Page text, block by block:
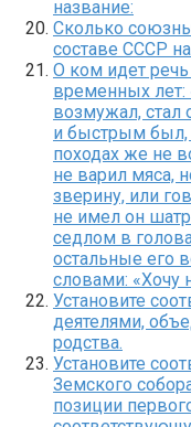
название:
Сколько
составе СССР
О ком идет
временных лет:
возмужал, стал
и быстрым был,
походах же не
не варил мяса,
зверину, или
не имел он
седлом в
остальные его
словами: «Хочу
Установите
деятелями,
родства.
Установите
Земского
позиции